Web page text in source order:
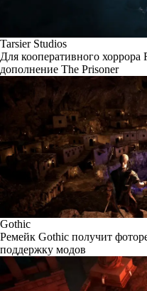
Tarsier Studios
Для кооперативного
дополнение The Prisoner
Gothic
Ремейк Gothic получит
поддержку модов